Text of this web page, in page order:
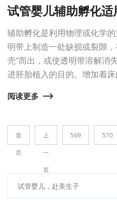
试管婴儿辅助孵化
辅助孵化是利用物理或化学
明带上制造一处缺损或裂隙
壳”而出，或使透明带溶解消
进胚胎植入的目的。增加着床
阅读更多
首
页
上
一
页
569 570